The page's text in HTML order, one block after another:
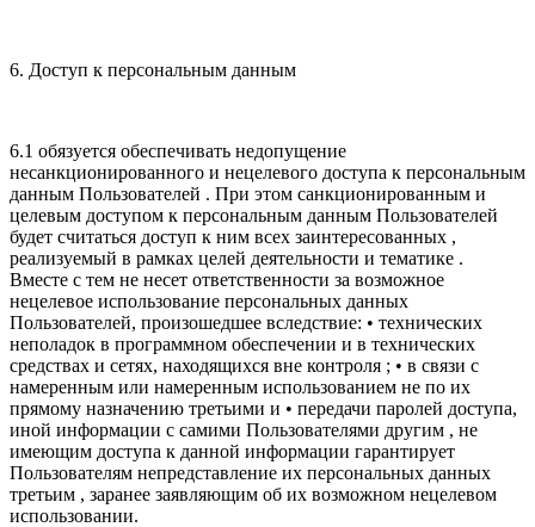
6. Доступ к персональным данным
6.1 обязуется обеспечивать недопущение
несанкционированного и нецелевого доступа к персональным
данным Пользователей . При этом санкционированным и
целевым доступом к персональным данным Пользователей
будет считаться доступ к ним всех заинтересованных ,
реализуемый в рамках целей деятельности и тематике .
Вместе с тем не несет ответственности за возможное
нецелевое использование персональных данных
Пользователей, произошедшее вследствие: • технических
неполадок в программном обеспечении и в технических
средствах и сетях, находящихся вне контроля ; • в связи с
намеренным или намеренным использованием не по их
прямому назначению третьими и • передачи паролей доступа,
иной информации с самими Пользователями другим , не
имеющим доступа к данной информации гарантирует
Пользователям непредставление их персональных данных
третьим , заранее заявляющим об их возможном нецелевом
использовании.